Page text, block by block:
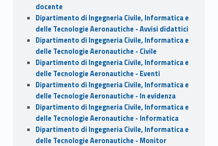
docente
Dipartimento di Ingegneria Civile, Informatica e
delle Tecnologie Aeronautiche - Avvisi didattici
Dipartimento di Ingegneria Civile, Informatica e
delle Tecnologie Aeronautiche - Civile
Dipartimento di Ingegneria Civile, Informatica e
delle Tecnologie Aeronautiche - Eventi
Dipartimento di Ingegneria Civile, Informatica e
delle Tecnologie Aeronautiche - In evidenza
Dipartimento di Ingegneria Civile, Informatica e
delle Tecnologie Aeronautiche - Informatica
Dipartimento di Ingegneria Civile, Informatica e
delle Tecnologie Aeronautiche - Monitor